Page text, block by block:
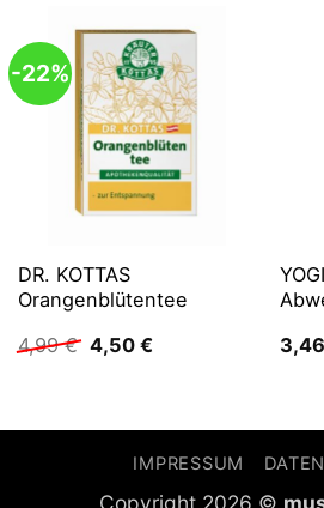
-22%
DR. KOTTAS
Orangenblütentee
4,99€ Ursprünglicher
Preis
4,50 €Aktueller
3,46
IMPRESSUM